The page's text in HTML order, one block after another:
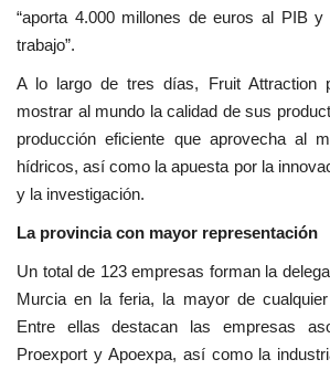
“aporta 4.000 millones de euros al PIB y
trabajo”.
A lo largo de tres días, Fruit Attraction
mostrar al mundo la calidad de sus
producción eficiente que aprovecha al
hídricos, así como la apuesta por la
y la investigación.
La provincia con mayor representación
Un total de 123 empresas forman la
Murcia en la feria, la mayor de
Entre ellas destacan las empresas
Proexport y Apoexpa, así como la